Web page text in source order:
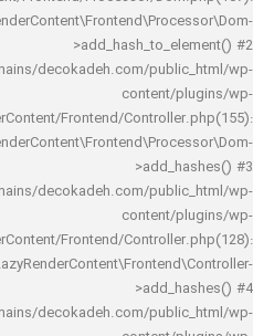
domains/decokadeh.com/
Frontend/
domains/decokadeh.com/
Frontend/
domains/decokadeh.com/